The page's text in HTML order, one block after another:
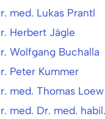
med. Lukas Prantl
Herbert Jägle
Wolfgang Buchalla
Peter Kummer
med. Thomas Loew
med. Dr. med.